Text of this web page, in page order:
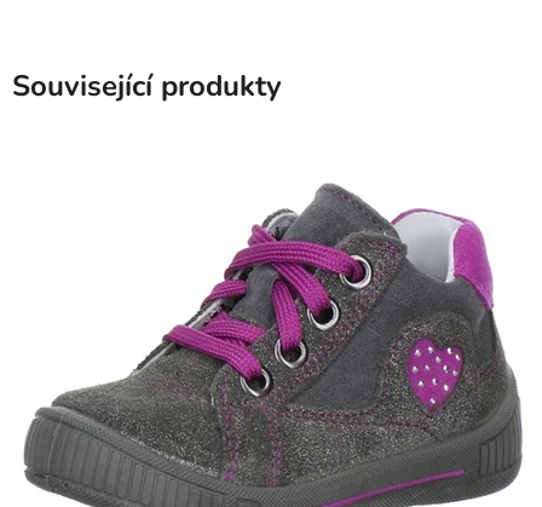
Související produkty